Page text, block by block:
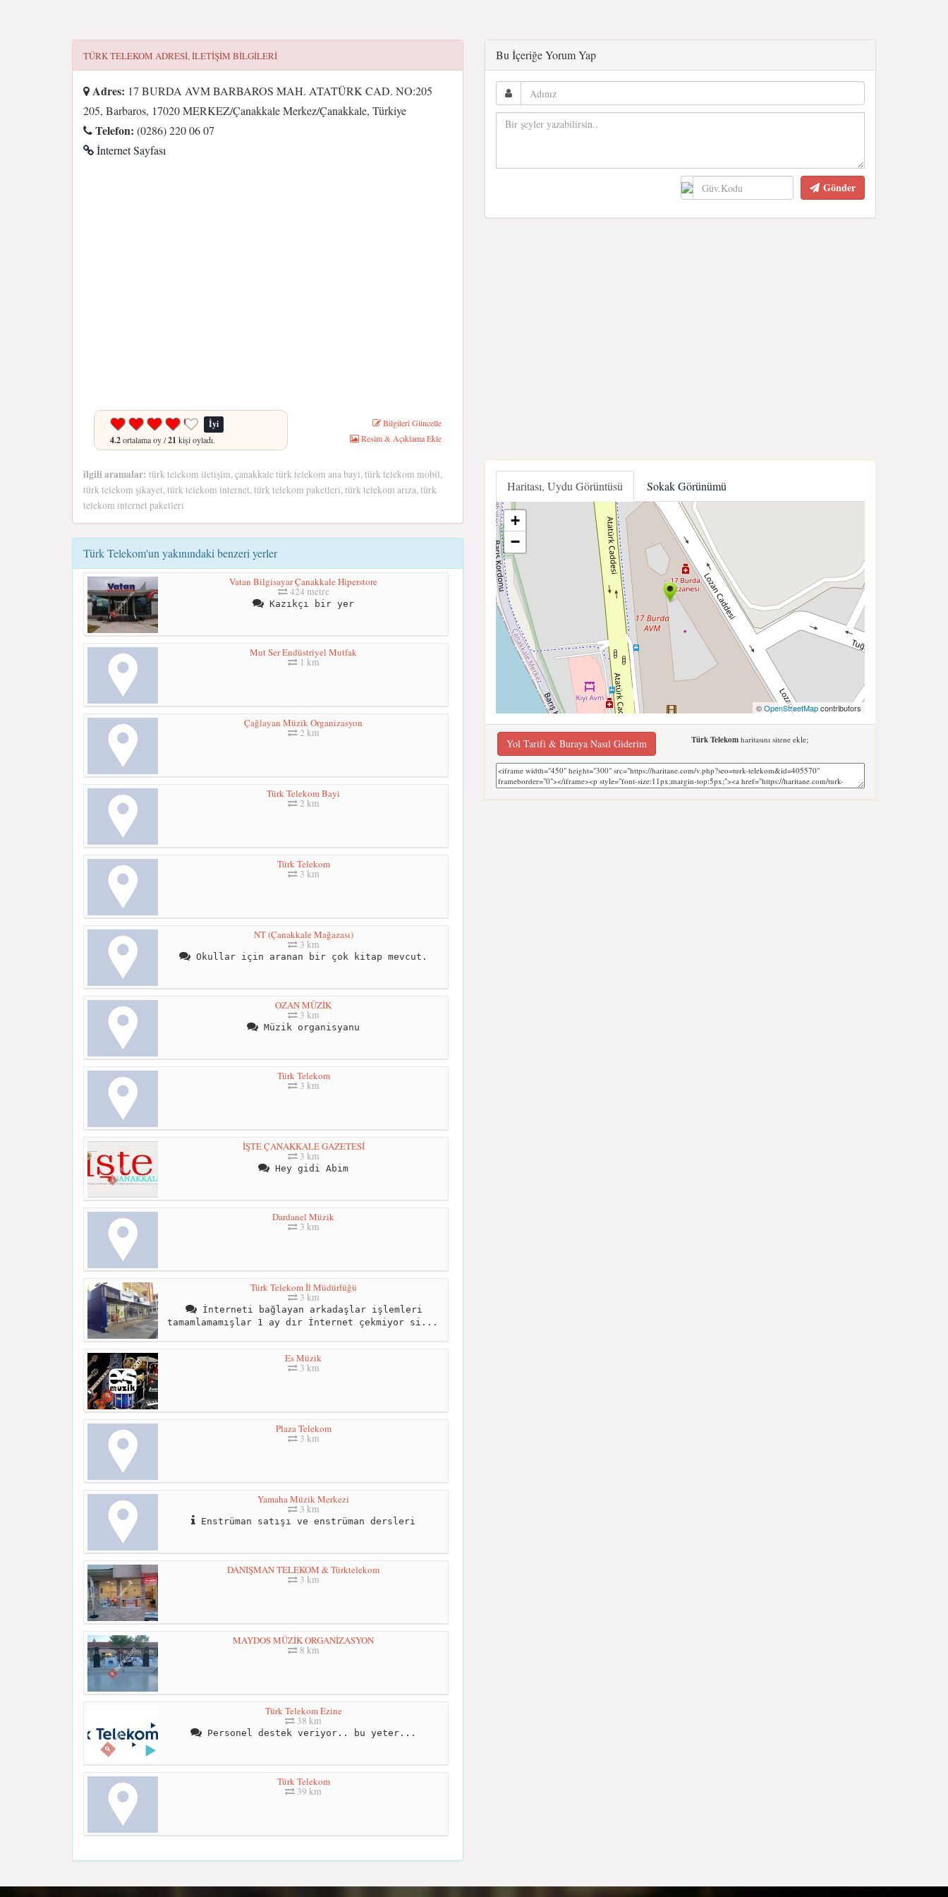
TÜRK TELEKOM ADRESI, ILETIŞIM BILGILERI
Adres: 17 BURDA AVM BARBAROS MAH. ATATÜRK CAD. NO:205
205, Barbaros, 17020 MERKEZ/Çanakkale Merkez/Çanakkale, Türkiye
Telefon: (0286) 220 06 07
İnternet Sayfası
İyi
4.2ortalama oy /21 kişi oyladı.
Bilgileri Güncelle
Resim & Açıklama Ekle
ilgili aramalar: türk telekom iletişim, çanakkale türk telekom ana bayi, türk telekom mobil,
türk telekom şikayet, türk telekom internet, türk telekom paketleri, türk telekom arıza, türk
telekom internet paketleri
Türk Telekom'un yakınındaki benzeri yerler
Vatan Bilgisayar Çanakkale Hiperstore
424 metre
Kazıkçı bir yer
Mut Ser Endüstriyel Mutfak
1 km
Çağlayan Müzik Organizasyon
2 km
Türk Telekom Bayi
2 km
Türk Telekom
3 km
NT (Çanakkale Mağazası)
3 km
Okullar için aranan bir çok kitap mevcut.
OZAN MÜZİK
3 km
Müzik organisyanu
Türk Telekom
3 km
İŞTE ÇANAKKALE GAZETESİ
3 km
Hey gidi Abim
Dardanel Müzik
3 km
Türk Telekom İl Müdürlüğü
3 km
İnterneti bağlayan arkadaşlar işlemleri
tamamlamamışlar 1 ay dır İnternet çekmiyor si...
Es Müzik
3 km
Plaza Telekom
3 km
Yamaha Müzik Merkezi
3 km
Enstrüman satışı ve enstrüman dersleri
DANIŞMAN TELEKOM & Türktelekom
3 km
MAYDOS MÜZİK ORGANİZASYON
8 km
Türk Telekom Ezine
38 km
Personel destek veriyor.. bu yeter...
Türk Telekom
39 km
Bu İçeriğe Yorum Yap
Gönder
Haritası, Uydu Görüntüsü Sokak Görünümü
+
−
©OpenStreetMapcontributors
Yol Tarifi & Buraya Nasıl Giderim Türk Telekomharitasını sitene ekle;